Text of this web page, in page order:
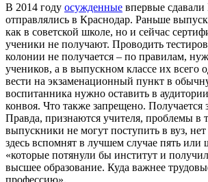
В 2014 году осужденные впервые
отправлялись в Краснодар. Раньше
как в советской школе, но и сейчас
ученики не получают. Проводить
колонии не получается – по правилам,
учеников, а в выпускном классе их всего
вести на экзаменационный пункт в
воспитанника нужно оставить в
конвоя. Что также запрещено. Получается
Правда, признаются учителя, проблемы в
выпускники не могут поступить в вуз, нет
здесь вспомнят в лучшем случае пять или
«которые потянули бы институт и
высшее образование. Куда важнее
профессию».